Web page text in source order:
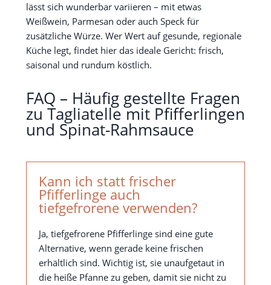
lässt sich wunderbar variieren – mit etwas
Weißwein, Parmesan oder auch Speck für
zusätzliche Würze. Wer Wert auf gesunde, regionale
Küche legt, findet hier das ideale Gericht: frisch,
saisonal und rundum köstlich.
FAQ – Häufig gestellte Fragen
zu Tagliatelle mit Pfifferlingen
und Spinat-Rahmsauce
Kann ich statt frischer
Pfifferlinge auch
tiefgefrorene verwenden?
Ja, tiefgefrorene Pfifferlinge sind eine gute
Alternative, wenn gerade keine frischen
erhältlich sind. Wichtig ist, sie unaufgetaut in
die heiße Pfanne zu geben, damit sie nicht zu